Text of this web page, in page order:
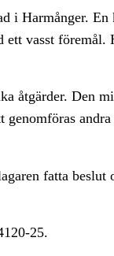
i Harmånger.
ett vasst
åtgärder. Den
genomföras
fatta beslut
25.